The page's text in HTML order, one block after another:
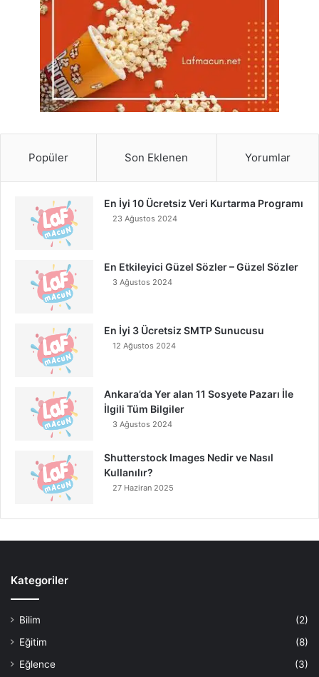
Popüler Son Eklenen Yorumlar
En İyi 10 Ücretsiz Veri Kurtarma Programı
23 Ağustos 2024
En Etkileyici Güzel Sözler – Güzel Sözler
3 Ağustos 2024
En İyi 3 Ücretsiz SMTP Sunucusu
12 Ağustos 2024
Ankara’da Yer alan 11 Sosyete Pazarı İle
İlgili Tüm Bilgiler
3 Ağustos 2024
Shutterstock Images Nedir ve Nasıl
Kullanılır?
27 Haziran 2025
Kategoriler
Bilim
(2)
Eğitim
(8)
Eğlence
(3)